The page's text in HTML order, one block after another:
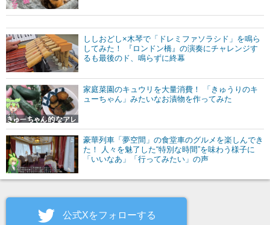
ししおどし×木琴で「ドレミファソラシド」を鳴ら
してみた！ 『ロンドン橋』の演奏にチャレンジす
るも最後のド、鳴らずに終幕
家庭菜園のキュウリを大量消費！ 「きゅうりのキ
ューちゃん」みたいなお漬物を作ってみた
豪華列車「夢空間」の食堂車のグルメを楽しんでき
た！ 人々を魅了した“特別な時間”を味わう様子に
「いいなあ」「行ってみたい」の声
公式Xをフォローする